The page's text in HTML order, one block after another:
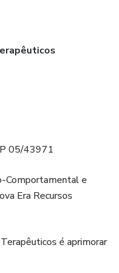
imaginário
plano de
levar pra casa!
pronto para
05/43971
Comportamental e
Era Recursos
é aprimorar